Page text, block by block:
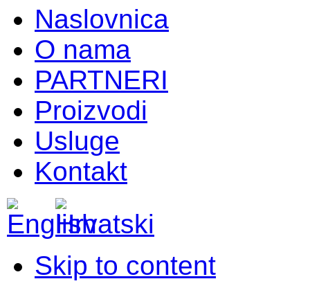
Naslovnica
O nama
PARTNERI
Proizvodi
Usluge
Kontakt
Skip to content